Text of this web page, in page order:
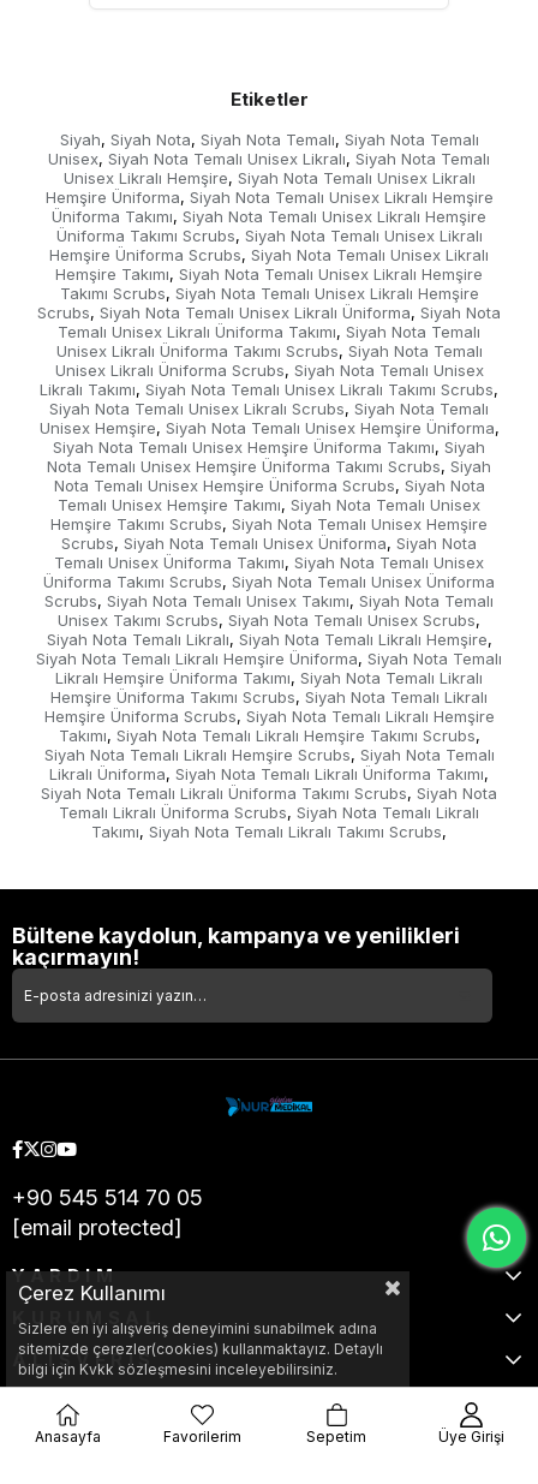
Etiketler
Siyah, Siyah Nota, Siyah Nota Temalı, Siyah Nota Temalı
Unisex, Siyah Nota Temalı Unisex Likralı, Siyah Nota Temalı
Unisex Likralı Hemşire, Siyah Nota Temalı Unisex Likralı
Hemşire Üniforma, Siyah Nota Temalı Unisex Likralı Hemşire
Üniforma Takımı, Siyah Nota Temalı Unisex Likralı Hemşire
Üniforma Takımı Scrubs, Siyah Nota Temalı Unisex Likralı
Hemşire Üniforma Scrubs, Siyah Nota Temalı Unisex Likralı
Hemşire Takımı, Siyah Nota Temalı Unisex Likralı Hemşire
Takımı Scrubs, Siyah Nota Temalı Unisex Likralı Hemşire
Scrubs, Siyah Nota Temalı Unisex Likralı Üniforma, Siyah Nota
Temalı Unisex Likralı Üniforma Takımı, Siyah Nota Temalı
Unisex Likralı Üniforma Takımı Scrubs, Siyah Nota Temalı
Unisex Likralı Üniforma Scrubs, Siyah Nota Temalı Unisex
Likralı Takımı, Siyah Nota Temalı Unisex Likralı Takımı Scrubs,
Siyah Nota Temalı Unisex Likralı Scrubs, Siyah Nota Temalı
Unisex Hemşire, Siyah Nota Temalı Unisex Hemşire Üniforma,
Siyah Nota Temalı Unisex Hemşire Üniforma Takımı, Siyah
Nota Temalı Unisex Hemşire Üniforma Takımı Scrubs, Siyah
Nota Temalı Unisex Hemşire Üniforma Scrubs, Siyah Nota
Temalı Unisex Hemşire Takımı, Siyah Nota Temalı Unisex
Hemşire Takımı Scrubs, Siyah Nota Temalı Unisex Hemşire
Scrubs, Siyah Nota Temalı Unisex Üniforma, Siyah Nota
Temalı Unisex Üniforma Takımı, Siyah Nota Temalı Unisex
Üniforma Takımı Scrubs, Siyah Nota Temalı Unisex Üniforma
Scrubs, Siyah Nota Temalı Unisex Takımı, Siyah Nota Temalı
Unisex Takımı Scrubs, Siyah Nota Temalı Unisex Scrubs,
Siyah Nota Temalı Likralı, Siyah Nota Temalı Likralı Hemşire,
Siyah Nota Temalı Likralı Hemşire Üniforma, Siyah Nota Temalı
Likralı Hemşire Üniforma Takımı, Siyah Nota Temalı Likralı
Hemşire Üniforma Takımı Scrubs, Siyah Nota Temalı Likralı
Hemşire Üniforma Scrubs, Siyah Nota Temalı Likralı Hemşire
Takımı, Siyah Nota Temalı Likralı Hemşire Takımı Scrubs,
Siyah Nota Temalı Likralı Hemşire Scrubs, Siyah Nota Temalı
Likralı Üniforma, Siyah Nota Temalı Likralı Üniforma Takımı,
Siyah Nota Temalı Likralı Üniforma Takımı Scrubs, Siyah Nota
Temalı Likralı Üniforma Scrubs, Siyah Nota Temalı Likralı
Takımı, Siyah Nota Temalı Likralı Takımı Scrubs,
Bültene kaydolun, kampanya ve yenilikleri
kaçırmayın!
+90 545 514 70 05
[email protected]
YARDIM
ALIŞVERİŞ
Çerez Kullanımı
Sizlere en iyi alışveriş deneyimini sunabilmek adına
sitemizde çerezler(cookies) kullanmaktayız. Detaylı
bilgi için Kvkk sözleşmesini inceleyebilirsiniz.
Anasayfa Favorilerim Sepetim Üye Girişi